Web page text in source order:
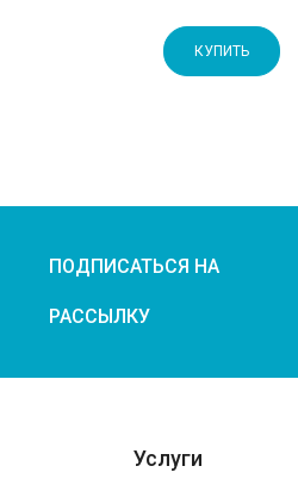
КУПИТЬ
ПОДПИСАТЬСЯ НА
РАССЫЛКУ
Услуги